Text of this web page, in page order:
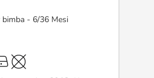
bimba - 6/36 Mesi